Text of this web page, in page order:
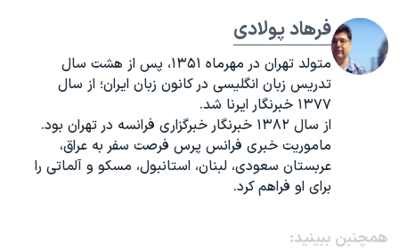
فرهاد پولادی
متولد تهران در مهرماه ۱۳۵۱، پس از هشت سال
تدریس زبان انگلیسی در کانون زبان ایران؛ از سال
۱۳۷۷ خبرنگار ایرنا شد.
از سال ۱۳۸۲ خبرنگار خبرگزاری فرانسه در تهران بود.
ماموریت خبری فرانس پرس فرصت سفر به عراق،
عربستان سعودی، لبنان، استانبول، مسکو و آلماتی را
برای او فراهم کرد.
همچنبن ببینید: